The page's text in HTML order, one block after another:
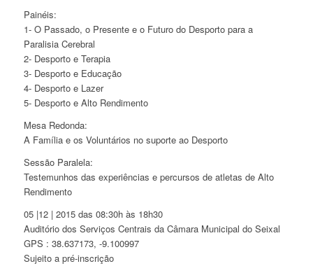
Painéis:
1- O Passado, o Presente e o Futuro do Desporto para a
Paralisia Cerebral
2- Desporto e Terapia
3- Desporto e Educação
4- Desporto e Lazer
5- Desporto e Alto Rendimento
Mesa Redonda:
A Família e os Voluntários no suporte ao Desporto
Sessão Paralela:
Testemunhos das experiências e percursos de atletas de Alto
Rendimento
05 |12 | 2015 das 08:30h às 18h30
Auditório dos Serviços Centrais da Câmara Municipal do Seixal
GPS : 38.637173, -9.100997
Sujeito a pré-inscrição